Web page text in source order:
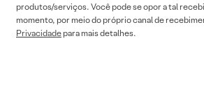
produtos/serviços. Você pode se opor a tal
momento, por meio do próprio canal de
Privacidade para mais detalhes.